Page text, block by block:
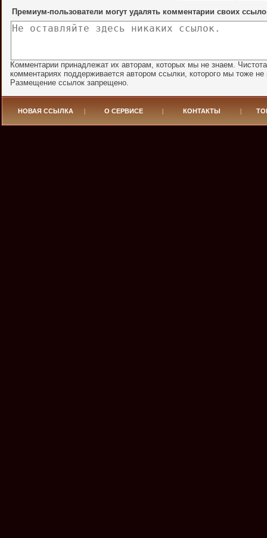
Премиум-пользователи могут удалять комментарии своих
Комментарии принадлежат их авторам, которых мы не знаем.
комментариях поддерживается автором ссылки, которого мы тоже не
Размещение ссылок запрещено.
НОВАЯ ССЫЛКА О СЕРВИСЕ КОНТАКТЫ